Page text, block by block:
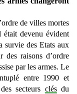
de villes mortes
était devenu évident
survie des Etats aux
des raisons d’ordre
par les armes. Le
entre 1990 et
secteurs clés du